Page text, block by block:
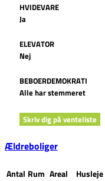
HVIDEVARE
Ja
ELEVATOR
Nej
BEBOERDEMOKRATI
Alle har stemmeret
Skriv dig på venteliste
Ældreboliger
Antal Rum Areal Husleje